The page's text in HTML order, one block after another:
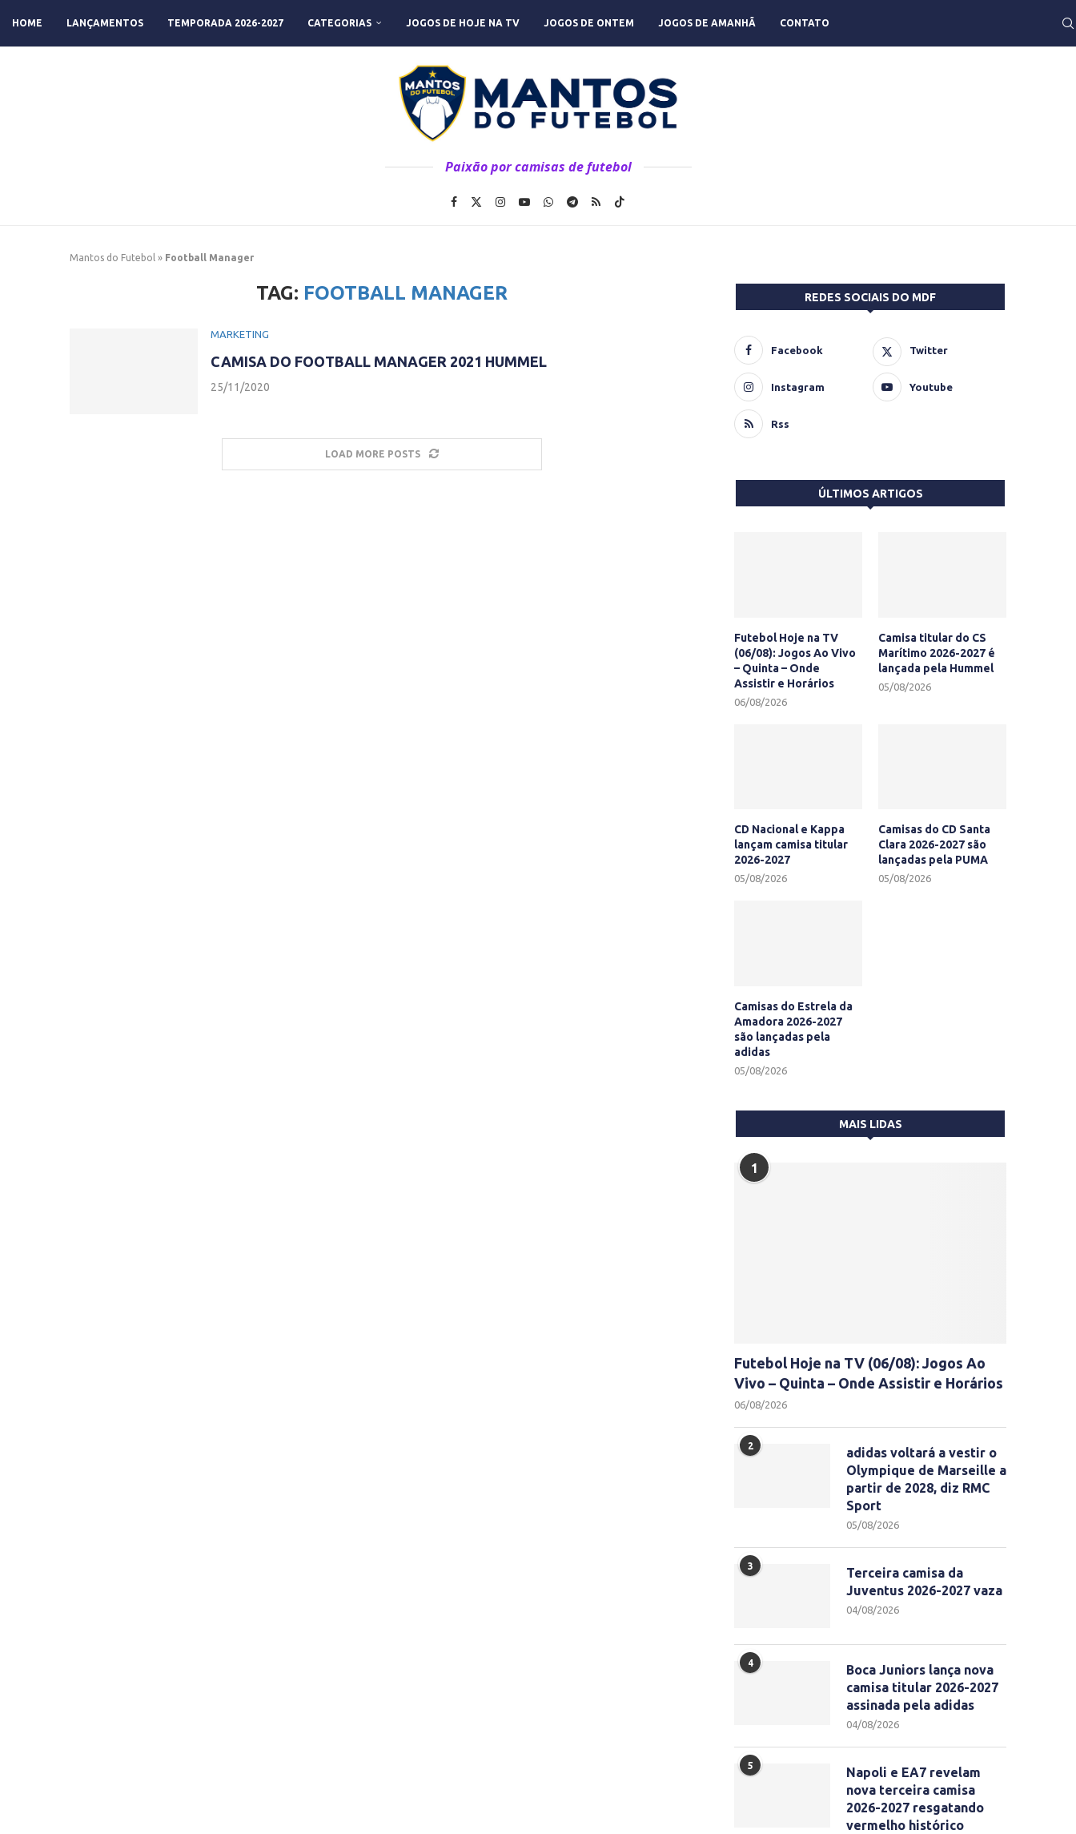
HOME LANÇAMENTOS TEMPORADA 2026-2027 CATEGORIAS JOGOS DE HOJE NA TV JOGOS DE ONTEM JOGOS DE AMANHÃ CONTATO
Paixão por camisas de futebol
Mantos do Futebol » Football Manager
TAG: FOOTBALL MANAGER
MARKETING
CAMISA DO FOOTBALL MANAGER 2021 HUMMEL
25/11/2020
LOAD MORE POSTS
REDES SOCIAIS DO MDF
Facebook Twitter
Instagram Youtube
Rss
ÚLTIMOS ARTIGOS
Futebol Hoje na TV
(06/08): Jogos Ao Vivo
– Quinta – Onde
Assistir e Horários
06/08/2026
Camisa titular do CS
Marítimo 2026-2027 é
lançada pela Hummel
05/08/2026
CD Nacional e Kappa
lançam camisa titular
2026-2027
05/08/2026
Camisas do CD Santa
Clara 2026-2027 são
lançadas pela PUMA
05/08/2026
Camisas do Estrela da
Amadora 2026-2027
são lançadas pela
adidas
05/08/2026
MAIS LIDAS
1
Futebol Hoje na TV (06/08): Jogos Ao
Vivo – Quinta – Onde Assistir e Horários
06/08/2026
2
adidas voltará a vestir o
Olympique de Marseille a
partir de 2028, diz RMC
Sport
05/08/2026
3
Terceira camisa da
Juventus 2026-2027 vaza
04/08/2026
4
Boca Juniors lança nova
camisa titular 2026-2027
assinada pela adidas
04/08/2026
5
Napoli e EA7 revelam
nova terceira camisa
2026-2027 resgatando
vermelho histórico